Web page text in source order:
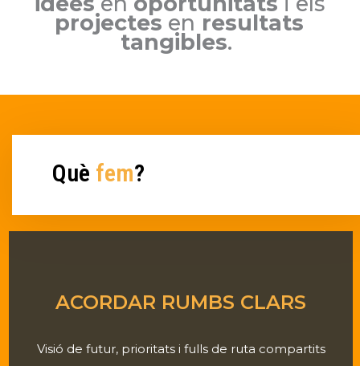
projectes en resultats
tangibles.
Què fem?
ACORDAR RUMBS CLARS
Visió de futur, prioritats i fulls de ruta compartits